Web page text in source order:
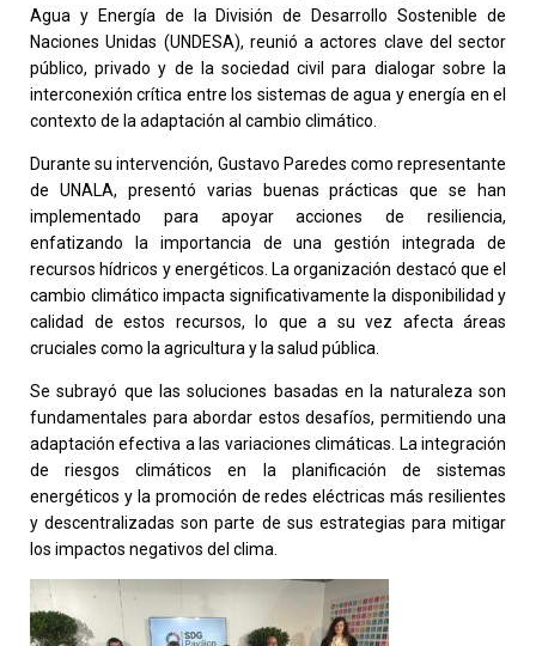
Agua y Energía de la División de Desarrollo Sostenible de
Naciones Unidas (UNDESA), reunió a actores clave del sector
público, privado y de la sociedad civil para dialogar sobre la
interconexión crítica entre los sistemas de agua y energía en el
contexto de la adaptación al cambio climático.
Durante su intervención, Gustavo Paredes como representante
de UNALA, presentó varias buenas prácticas que se han
implementado para apoyar acciones de resiliencia,
enfatizando la importancia de una gestión integrada de
recursos hídricos y energéticos. La organización destacó que el
cambio climático impacta significativamente la disponibilidad y
calidad de estos recursos, lo que a su vez afecta áreas
cruciales como la agricultura y la salud pública.
Se subrayó que las soluciones basadas en la naturaleza son
fundamentales para abordar estos desafíos, permitiendo una
adaptación efectiva a las variaciones climáticas. La integración
de riesgos climáticos en la planificación de sistemas
energéticos y la promoción de redes eléctricas más resilientes
y descentralizadas son parte de sus estrategias para mitigar
los impactos negativos del clima.